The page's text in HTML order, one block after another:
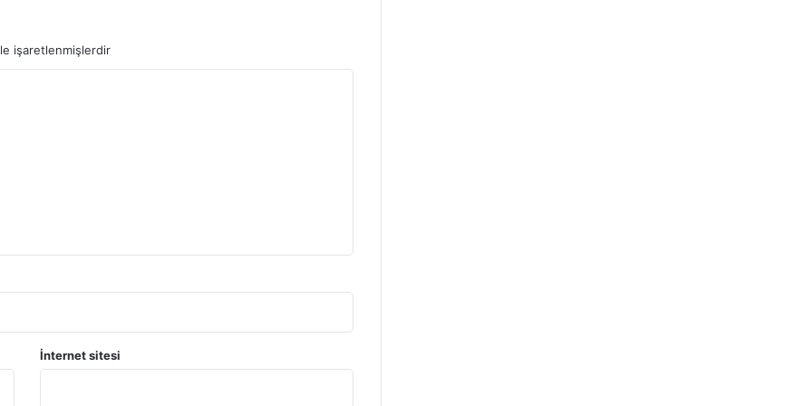
işaretlenmişlerdir
İnternet sitesi